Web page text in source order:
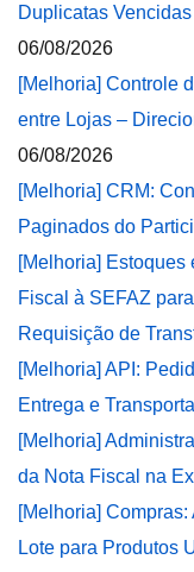
Duplicatas
06/08/2026
[Melhoria] Controle
entre Lojas –
06/08/2026
[Melhoria] CRM:
Paginados do
[Melhoria] Estoques
Fiscal à SEFAZ
Requisição de
[Melhoria] API:
Entrega e
[Melhoria]
da Nota Fiscal na
[Melhoria]
Lote para Produtos